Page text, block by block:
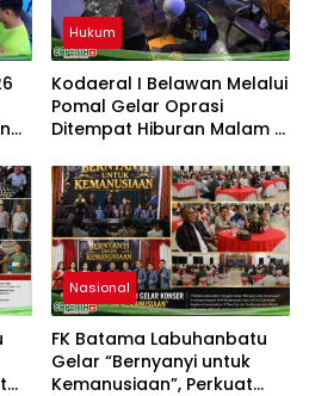
Hukum
Kodaeral I Belawan Melalui
Pomal Gelar Oprasi
Ditempat Hiburan Malam Di
Binjai
Nasional
FK Batama Labuhanbatu
Gelar “Bernyanyi untuk
Kemanusiaan”, Perkuat